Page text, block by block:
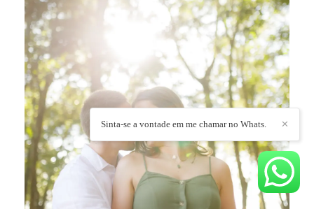
✕
Sinta-se a vontade em me chamar no Whats.